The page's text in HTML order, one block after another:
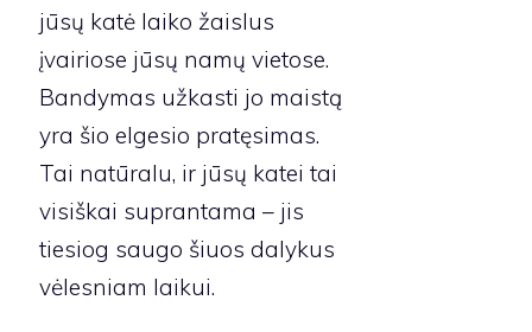
jūsų katė laiko žaislus
įvairiose jūsų namų vietose.
Bandymas užkasti jo maistą
yra šio elgesio pratęsimas.
Tai natūralu, ir jūsų katei tai
visiškai suprantama – jis
tiesiog saugo šiuos dalykus
vėlesniam laikui.